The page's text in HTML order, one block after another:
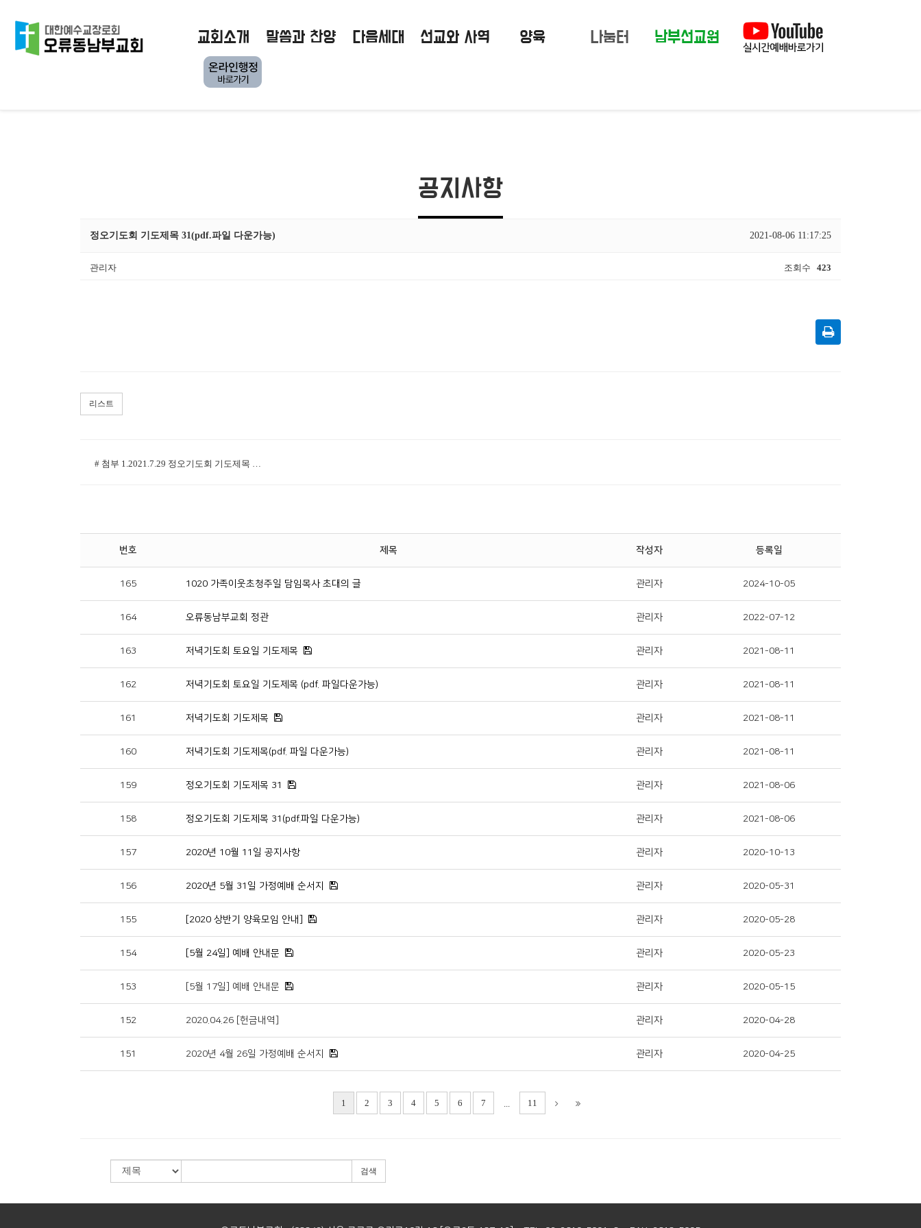
교회소개 말씀과 찬양 다음세대 선교와 사역 양육 나눔터 남부선교원
공지사항
정오기도회 기도제목 31(pdf.파일 다운가능) 2021-08-06 11:17:25
관리자 조회수 423
리스트
# 첨부 1.2021.7.29 정오기도회 기도제목 31.pdf
번호 제목 작성자 등록일
165 1020 가족이웃초청주일 담임목사 초대의 글 관리자 2024-10-05
164 오류동남부교회 정관 관리자 2022-07-12
163 저녁기도회 토요일 기도제목 관리자 2021-08-11
162 저녁기도회 토요일 기도제목 (pdf. 파일다운가능) 관리자 2021-08-11
161 저녁기도회 기도제목 관리자 2021-08-11
160 저녁기도회 기도제목(pdf. 파일 다운가능) 관리자 2021-08-11
159 정오기도회 기도제목 31 관리자 2021-08-06
158 정오기도회 기도제목 31(pdf.파일 다운가능) 관리자 2021-08-06
157 2020년 10월 11일 공지사항 관리자 2020-10-13
156 2020년 5월 31일 가정예배 순서지 관리자 2020-05-31
155 [2020 상반기 양육모임 안내] 관리자 2020-05-28
154 [5월 24일] 예배 안내문 관리자 2020-05-23
153 [5월 17일] 예배 안내문 관리자 2020-05-15
152 2020.04.26 [헌금내역] 관리자 2020-04-28
151 2020년 4월 26일 가정예배 순서지 관리자 2020-04-25
1 2 3 4 5 6 7 11
검색